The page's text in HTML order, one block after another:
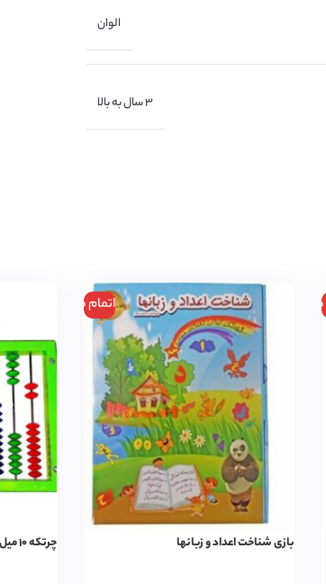
الوان
3 سال به بالا
موجودی اتمام موجودی
بازی شناخت اعداد و زبانها چرتکه ۱۰ میل افقی مدل لبخند